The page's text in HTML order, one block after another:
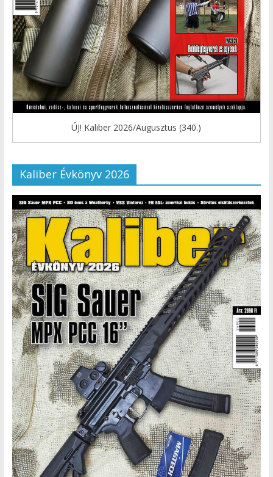
ÚJ! Kaliber 2026/Augusztus (340.)
Kaliber Évkönyv 2026